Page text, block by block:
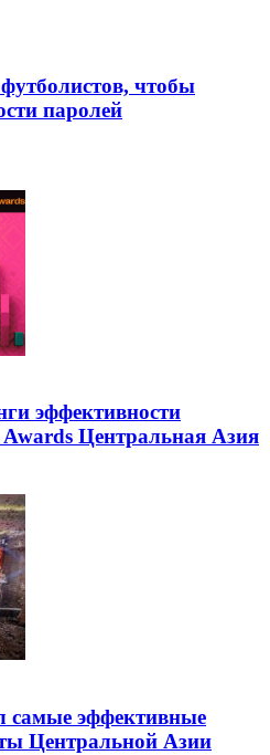
чтобы
паролей
эффективности
Awards Центральная Азия
самые эффективные
Центральной Азии